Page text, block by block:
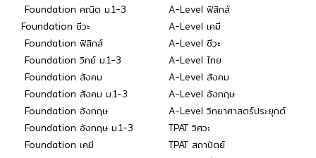
Foundation คณิต ม.1-3
Foundation ชีวะ
Foundation ฟิสิกส์
Foundation วิทย์ ม.1-3
Foundation สังคม
Foundation สังคม ม.1-3
Foundation อังกฤษ
Foundation อังกฤษ ม.1-3
Foundation เคมี
A-Level ฟิสิกส์
A-Level เคมี
A-Level ชีวะ
A-Level ไทย
A-Level สังคม
A-Level อังกฤษ
A-Level วิทยาศาสตร์ประยุกต์
TPAT วิศวะ
TPAT สถาปัตย์